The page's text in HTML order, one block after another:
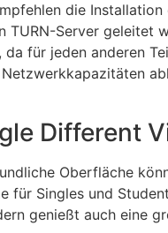
die
TURN-Server geleitet
für jeden anderen
Different
Oberfläche
für Singles und
genießt auch eine